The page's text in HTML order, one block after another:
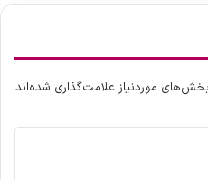
بخش‌های موردنیاز علامت‌گذاری شده‌اند